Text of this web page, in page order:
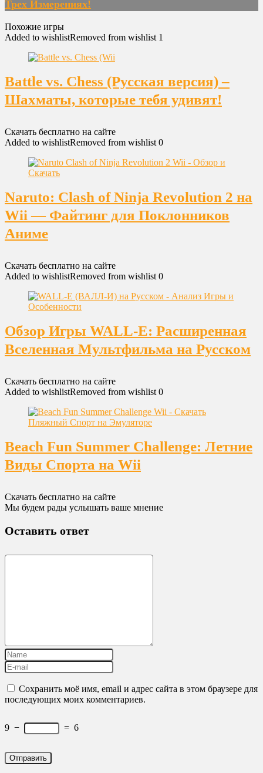
Трех Измерениях!
Похожие игры
Added to wishlistRemoved from wishlist 1
Battle vs. Chess (Русская версия) –
Шахматы, которые тебя удивят!
Скачать бесплатно на сайте
Added to wishlistRemoved from wishlist 0
Naruto: Clash of Ninja Revolution 2 на
Wii — Файтинг для Поклонников
Аниме
Скачать бесплатно на сайте
Added to wishlistRemoved from wishlist 0
Обзор Игры WALL-E: Расширенная
Вселенная Мультфильма на Русском
Скачать бесплатно на сайте
Added to wishlistRemoved from wishlist 0
Beach Fun Summer Challenge: Летние
Виды Спорта на Wii
Скачать бесплатно на сайте
Мы будем рады услышать ваше мнение
Оставить ответ
Сохранить моё имя, email и адрес сайта в этом браузере для
последующих моих комментариев.
9 − = 6